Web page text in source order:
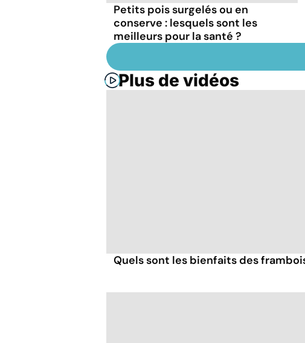
Petits pois surgelés ou en
conserve : lesquels sont les
meilleurs pour la santé ?
Plus de vidéos
Quels sont les bienfaits des